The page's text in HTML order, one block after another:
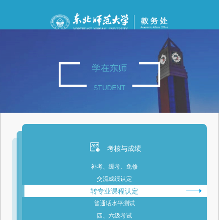
学在东师
STUDENT
考核与成绩
补考、缓考、免修
交流成绩认定
转专业课程认定
普通话水平测试
四、六级考试